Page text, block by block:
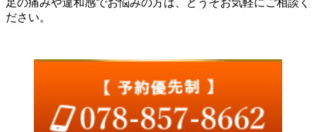
足の痛みや違和感でお悩みの方は、どうぞお気軽にご相談く
ださい。